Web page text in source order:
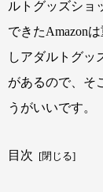
ルトグッズショ
できたAmazon
しアダルトグッ
があるので、そ
うがいいです。
目次